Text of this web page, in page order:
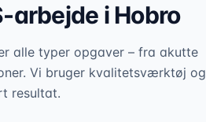
arbejde iHobro
alle typer opgaver – fra akutte
Vi bruger kvalitetsværktøj og
resultat.